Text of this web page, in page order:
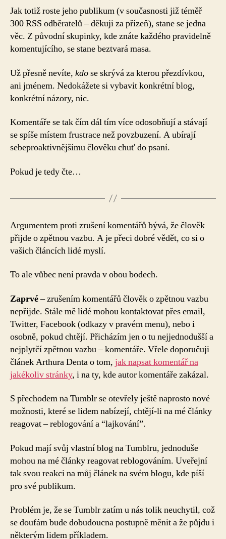
Jak totiž roste jeho publikum (v současnosti již téměř
300 RSS odběratelů – děkuji za přízeň), stane se jedna
věc. Z původní skupinky, kde znáte každého pravidelně
komentujícího, se stane beztvará masa.
Už přesně nevíte, kdose skrývá za kterou přezdívkou,
ani jménem. Nedokážete si vybavit konkrétní blog,
konkrétní názory, nic.
Komentáře se tak čím dál tím více odosobňují a stávají
se spíše místem frustrace než povzbuzení. A ubírají
sebeproaktivnějšímu člověku chuť do psaní.
Pokud je tedy čte…
Argumentem proti zrušení komentářů bývá, že člověk
přijde o zpětnou vazbu. A je přeci dobré vědět, co si o
vašich článcích lidé myslí.
To ale vůbec není pravda v obou bodech.
Zaprvé– zrušením komentářů člověk o zpětnou vazbu
nepřijde. Stále mě lidé mohou kontaktovat přes email,
Twitter, Facebook (odkazy v pravém menu), nebo i
osobně, pokud chtějí. Přicházím jen o tu nejjednodušší a
nejplytčí zpětnou vazbu – komentáře. Vřele doporučuji
článek Arthura Denta o tom, jak napsat komentář na
jakékoliv stránky, i na ty, kde autor komentáře zakázal.
S přechodem na Tumblr se otevřely ještě naprosto nové
možnosti, které se lidem nabízejí, chtějí-li na mé články
reagovat – reblogování a “lajkování”.
Pokud mají svůj vlastní blog na Tumblru, jednoduše
mohou na mé články reagovat reblogováním. Uveřejní
tak svou reakci na můj článek na svém blogu, kde píší
pro své publikum.
Problém je, že se Tumblr zatím u nás tolik neuchytil, což
se doufám bude dobudoucna postupně měnit a že půjdu i
některým lidem příkladem.